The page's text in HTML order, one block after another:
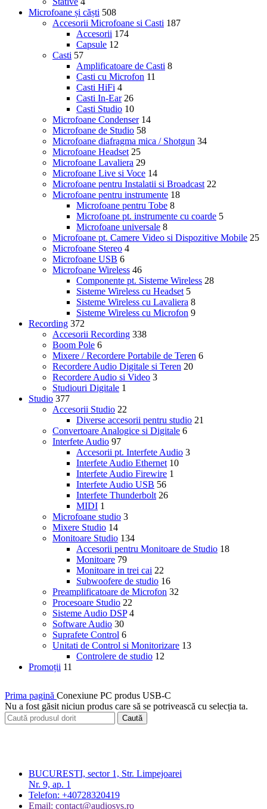
Microfoane și căști 508
Accesorii Microfoane si Casti 187
Accesorii 174
Capsule 12
Casti 57
Amplificatoare de Casti 8
Casti cu Microfon 11
Casti HiFi 4
Casti In-Ear 26
Casti Studio 10
Microfoane Condenser 14
Microfoane de Studio 58
Microfoane diafragma mica / Shotgun 34
Microfoane Headset 25
Microfoane Lavaliera 29
Microfoane Live si Voce 14
Microfoane pentru Instalatii si Broadcast 22
Microfoane pentru instrumente 18
Microfoane pentru Tobe 8
Microfoane pt. instrumente cu coarde 5
Microfoane universale 8
Microfoane pt. Camere Video si Dispozitive Mobile 25
Microfoane Stereo 4
Microfoane USB 6
Microfoane Wireless 46
Componente pt. Sisteme Wireless 28
Sisteme Wireless cu Headset 5
Sisteme Wireless cu Lavaliera 8
Sisteme Wireless cu Microfon 9
Recording 372
Accesorii Recording 338
Boom Pole 6
Mixere / Recordere Portabile de Teren 6
Recordere Audio Digitale si Teren 20
Recordere Audio si Video 3
Studiouri Digitale 1
Studio 377
Accesorii Studio 22
Diverse accesorii pentru studio 21
Convertoare Analogice si Digitale 6
Interfete Audio 97
Accesorii pt. Interfete Audio 3
Interfete Audio Ethernet 10
Interfete Audio Firewire 1
Interfete Audio USB 56
Interfete Thunderbolt 26
MIDI 1
Microfoane studio 3
Mixere Studio 14
Monitoare Studio 134
Accesorii pentru Monitoare de Studio 18
Monitoare 79
Monitoare in trei cai 22
Subwoofere de studio 16
Preamplificatoare de Microfon 32
Procesoare Studio 22
Sisteme Audio DSP 4
Software Audio 30
Suprafete Control 6
Unitati de Control si Monitorizare 13
Controlere de studio 12
Promoții 11
Prima pagină Conexiune PC produs USB-C
Nu a fost găsit niciun produs care să se potrivească cu selecția ta.
Caută
BUCURESTI, sector 1, Str. Limpejoarei
Nr. 9, ap. 1
Telefon: +40728320419
Email: contact@audiosys.ro